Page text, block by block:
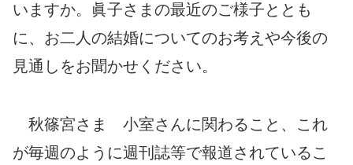
いますか。眞子さまの最近のご様子ととも
に、お二人の結婚についてのお考えや今後の
見通しをお聞かせください。
秋篠宮さま 小室さんに関わること、これ
が毎週のように週刊誌等で報道されているこ